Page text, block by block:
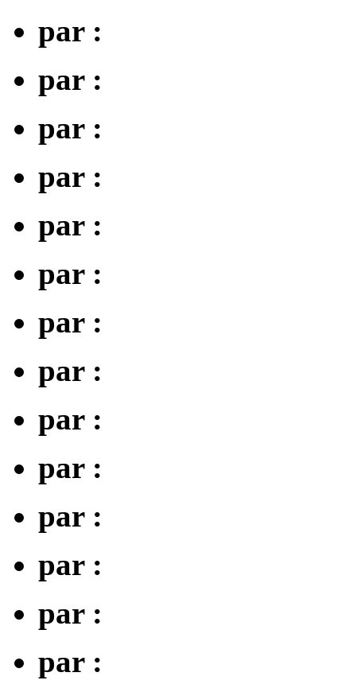
par :
par :
par :
par :
par :
par :
par :
par :
par :
par :
par :
par :
par :
par :